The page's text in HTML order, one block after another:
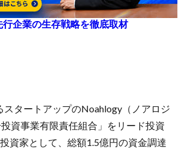
企業の生存戦略を徹底取材
タートアップのNoahlogy（ノアロジ
資事業有限責任組合」をリード投資
資家として、総額1.5億円の資金調達